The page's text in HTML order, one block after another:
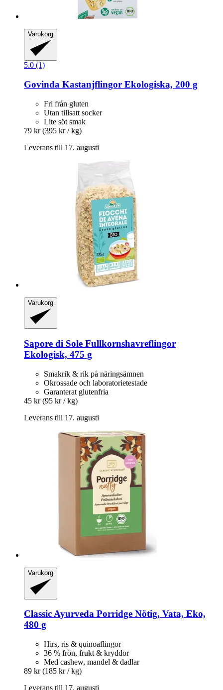
Varukorg
5.0 (1)
Govinda Kastanjflingor Ekologiska, 200 g
Fri från gluten
Utan tillsatt socker
Lite söt smak
79 kr (395 kr / kg)
Leverans till 17. augusti
Varukorg
Sapore di Sole Fullkornshavreflingor
Ekologisk, 475 g
Smakrik & rik på näringsämnen
Okrossade och laboratorietestade
Garanterat glutenfria
45 kr (95 kr / kg)
Leverans till 17. augusti
Varukorg
Classic Ayurveda Porridge Nötig, Vata, Eko,
480 g
Hirs, ris & quinoaflingor
36 % frön, frukt & kryddor
Med cashew, mandel & dadlar
89 kr (185 kr / kg)
Leverans till 17. augusti